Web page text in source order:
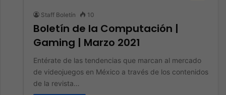
Staff Boletín 10
Boletín de la Computación |
Gaming | Marzo 2021
Entérate de las tendencias que marcan al mercado
de videojuegos en México a través de los contenidos
de la revista…